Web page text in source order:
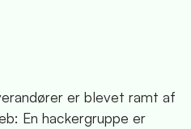
er blevet ramt af
En hackergruppe er